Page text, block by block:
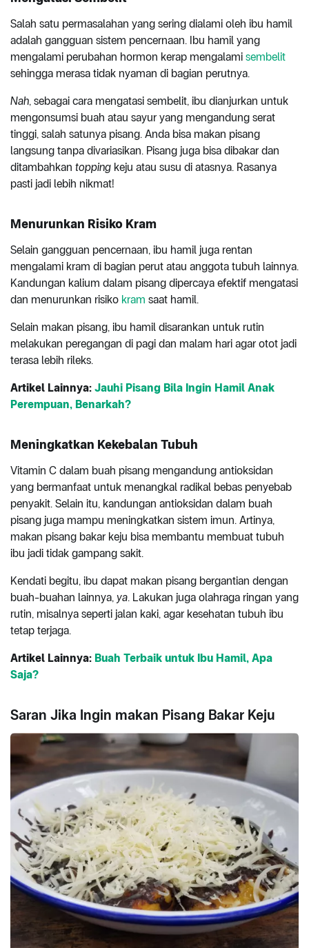
Salah satu permasalahan yang sering dialami oleh ibu hamil
adalah gangguan sistem pencernaan. Ibu hamil yang
mengalami perubahan hormon kerap mengalami sembelit
sehingga merasa tidak nyaman di bagian perutnya.
Nah, sebagai cara mengatasi sembelit, ibu dianjurkan untuk
mengonsumsi buah atau sayur yang mengandung serat
tinggi, salah satunya pisang. Anda bisa makan pisang
langsung tanpa divariasikan. Pisang juga bisa dibakar dan
ditambahkan topping keju atau susu di atasnya. Rasanya
pasti jadi lebih nikmat!
Menurunkan Risiko Kram
Selain gangguan pencernaan, ibu hamil juga rentan
mengalami kram di bagian perut atau anggota tubuh lainnya.
Kandungan kalium dalam pisang dipercaya efektif mengatasi
dan menurunkan risiko kram saat hamil.
Selain makan pisang, ibu hamil disarankan untuk rutin
melakukan peregangan di pagi dan malam hari agar otot jadi
terasa lebih rileks.
Artikel Lainnya: Jauhi Pisang Bila Ingin Hamil Anak
Perempuan, Benarkah?
Meningkatkan Kekebalan Tubuh
Vitamin C dalam buah pisang mengandung antioksidan
yang bermanfaat untuk menangkal radikal bebas penyebab
penyakit. Selain itu, kandungan antioksidan dalam buah
pisang juga mampu meningkatkan sistem imun. Artinya,
makan pisang bakar keju bisa membantu membuat tubuh
ibu jadi tidak gampang sakit.
Kendati begitu, ibu dapat makan pisang bergantian dengan
buah-buahan lainnya, ya. Lakukan juga olahraga ringan yang
rutin, misalnya seperti jalan kaki, agar kesehatan tubuh ibu
tetap terjaga.
Artikel Lainnya: Buah Terbaik untuk Ibu Hamil, Apa
Saja?
Saran Jika Ingin makan Pisang Bakar Keju